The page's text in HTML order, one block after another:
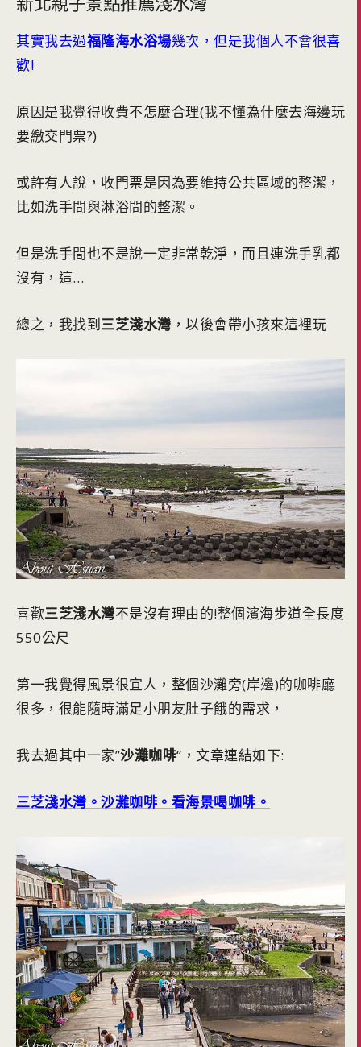
其實我去過福隆海水浴場幾次，但是我個人不會很喜
歡!
原因是我覺得收費不怎麼合理(我不懂為什麼去海邊玩
要繳交門票?)
或許有人說，收門票是因為要維持公共區域的整潔，
比如洗手間與淋浴間的整潔。
但是洗手間也不是說一定非常乾淨，而且連洗手乳都
沒有，這…
總之，我找到三芝淺水灣 ，以後會帶小孩來這裡玩
喜歡三芝淺水灣不是沒有理由的!整個濱海步道全長度
550公尺
第一我覺得風景很宜人，整個沙灘旁(岸邊)的咖啡廳
很多，很能隨時滿足小朋友肚子餓的需求，
我去過其中一家”沙灘咖啡“，文章連結如下:
三芝淺水灣。沙灘咖啡。看海景喝咖啡。